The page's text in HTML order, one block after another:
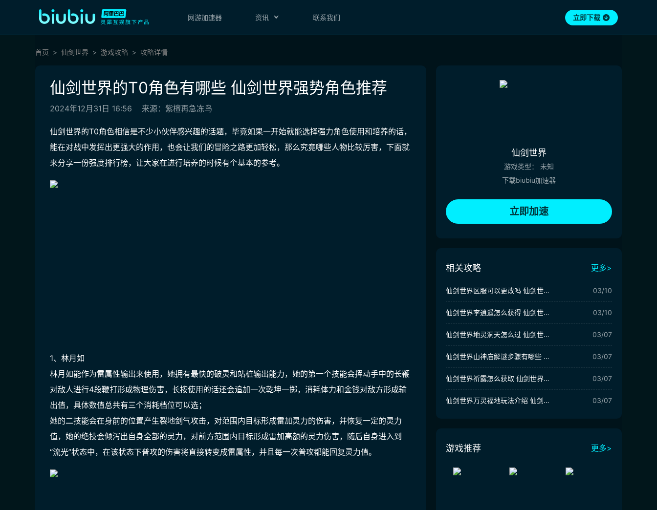
网游加速器 资讯 联系我们 立即下载
首页 仙剑世界 游戏攻略 攻略详情
仙剑世界的T0角色有哪些 仙剑世界强势角色推荐
2024年12月31日 16:56 来源：紫檀再急冻鸟
仙剑世界的T0角色相信是不少小伙伴感兴趣的话题，毕竟如果一开始就能选择强力角色使用和培养的话，
能在对战中发挥出更强大的作用，也会让我们的冒险之路更加轻松，那么究竟哪些人物比较厉害，下面就
来分享一份强度排行榜，让大家在进行培养的时候有个基本的参考。
1、林月如
林月如能作为雷属性输出来使用，她拥有最快的破灵和站桩输出能力，她的第一个技能会挥动手中的长鞭
对敌人进行4段鞭打形成物理伤害，长按使用的话还会追加一次乾坤一掷，消耗体力和金钱对敌方形成输
出值，具体数值总共有三个消耗档位可以选；
她的二技能会在身前的位置产生裂地剑气攻击，对范围内目标形成雷加灵力的伤害，并恢复一定的灵力
值，她的绝技会倾泻出自身全部的灵力，对前方范围内目标形成雷加高额的灵力伤害，随后自身进入到
“流光”状态中，在该状态下普攻的伤害将直接转变成雷属性，并且每一次普攻都能回复灵力值。
仙剑世界
游戏类型：
未知
下载biubiu加速器
立即加速
相关攻略 更多>
仙剑世界区服可以更改吗 仙剑世界区服有哪些 03/10
仙剑世界李逍遥怎么获得 仙剑世界李逍遥获取方法介绍 03/10
仙剑世界地灵洞天怎么过 仙剑世界地灵洞天解密攻略 03/07
仙剑世界山神庙解谜步骤有哪些 仙剑世界山神庙解密思路分享 03/07
仙剑世界祈露怎么获取 仙剑世界祈露获取方法 03/07
仙剑世界万灵福地玩法介绍 仙剑世界万灵福地有哪些 03/07
游戏推荐 更多>